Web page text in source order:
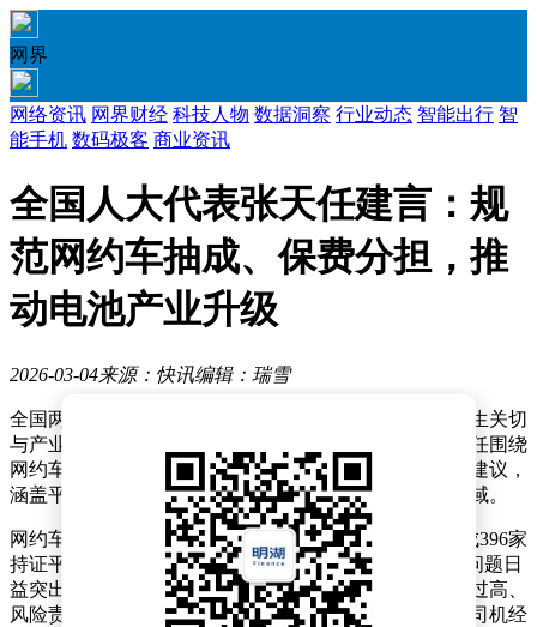
网界
网络资讯 网界财经 科技人物 数据洞察 行业动态 智能出行 智
能手机 数码极客 商业资讯
全国人大代表张天任建言：规
范网约车抽成、保费分担，推
动电池产业升级
2026-03-04来源：快讯编辑：瑞雪
全国两会期间，各行业代表委员积极建言献策，聚焦民生关切
与产业升级。全国人大代表、天能控股集团董事长张天任围绕
网约车行业可持续发展与电池产业高质量发展提出多项建议，
涵盖平台责任规范、行业监管强化及技术标准创新等领域。
网约车行业作为交通运输新业态，截至2026年1月已形成396家
持证平台、月均9.74亿单的规模，但司机保费负担过重问题日
益突出。张天任调研发现，当前行业存在平台抽成比例过高、
风险责任划分失衡、保险产品适配性不足等痛点，导致司机经